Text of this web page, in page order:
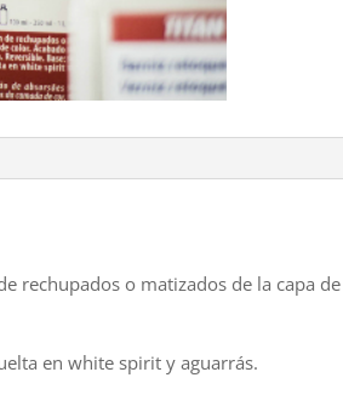
rechupados o matizados de la capa
en white spirit y aguarrás.